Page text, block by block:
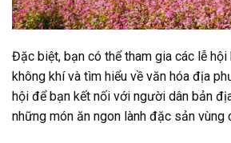
Đặc biệt, bạn có thể tham gia các lễ hội
không khí và tìm hiểu về văn hóa địa
hội để bạn kết nối với người dân bản
những món ăn ngon lành đặc sản vùng